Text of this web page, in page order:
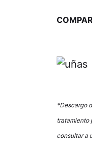
*Descargo
tratamiento
consultar a